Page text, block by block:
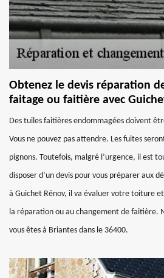
Obtenez le devis réparation
faitage ou faitière avec
Des tuiles faitières endommagées doivent
Vous ne pouvez pas attendre. Les fuites
pignons. Toutefois, malgré l’urgence, il est
disposer d’un devis pour vous préparer aux
à Guichet Rénov, il va évaluer votre toiture
la réparation ou au changement de faitière.
vous êtes à Briantes dans le 36400.